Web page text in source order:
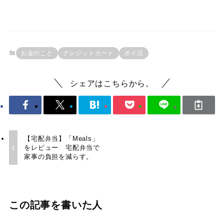
お金のこと クレジットカード ポイ活
シェアはこちらから。
【宅配弁当】「Meals」
をレビュー 宅配弁当で
家事の負担を減らす。
この記事を書いた人